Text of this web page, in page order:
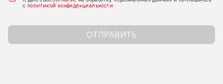
с политикой конфиденциальности
ОТПРАВИТЬ